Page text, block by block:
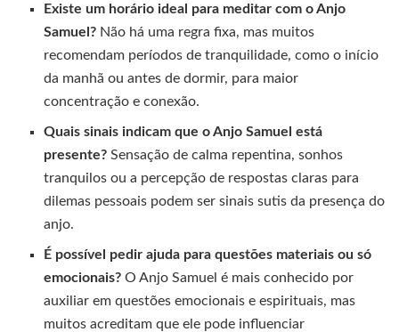
Existe um horário ideal para meditar com o Anjo
Samuel? Não há uma regra fixa, mas muitos
recomendam períodos de tranquilidade, como o início
da manhã ou antes de dormir, para maior
concentração e conexão.
Quais sinais indicam que o Anjo Samuel está
presente? Sensação de calma repentina, sonhos
tranquilos ou a percepção de respostas claras para
dilemas pessoais podem ser sinais sutis da presença do
anjo.
É possível pedir ajuda para questões materiais ou só
emocionais? O Anjo Samuel é mais conhecido por
auxiliar em questões emocionais e espirituais, mas
muitos acreditam que ele pode influenciar